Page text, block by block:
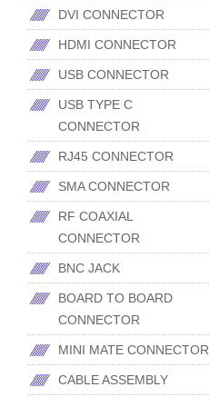
DVI CONNECTOR
HDMI CONNECTOR
USB CONNECTOR
USB TYPE C
CONNECTOR
RJ45 CONNECTOR
SMA CONNECTOR
RF COAXIAL
CONNECTOR
BNC JACK
BOARD TO BOARD
CONNECTOR
MINI MATE CONNECTOR
CABLE ASSEMBLY